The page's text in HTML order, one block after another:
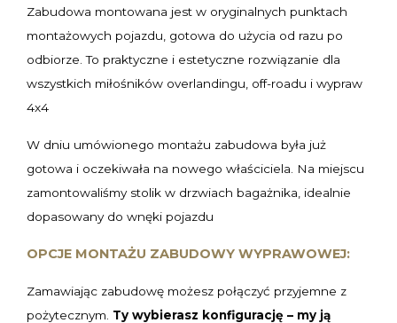
Zabudowa montowana jest w oryginalnych punktach
montażowych pojazdu, gotowa do użycia od razu po
odbiorze. To praktyczne i estetyczne rozwiązanie dla
wszystkich miłośników overlandingu, off-roadu i wypraw
4x4
W dniu umówionego montażu zabudowa była już
gotowa i oczekiwała na nowego właściciela. Na miejscu
zamontowaliśmy stolik w drzwiach bagażnika, idealnie
dopasowany do wnęki pojazdu
OPCJE MONTAŻU ZABUDOWY WYPRAWOWEJ:
Zamawiając zabudowę możesz połączyć przyjemne z
pożytecznym. Ty wybierasz konfigurację – my ją